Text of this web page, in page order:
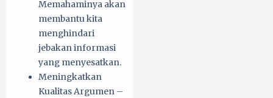
Memahaminya akan
membantu kita
menghindari
jebakan informasi
yang menyesatkan.
Meningkatkan
Kualitas Argumen –